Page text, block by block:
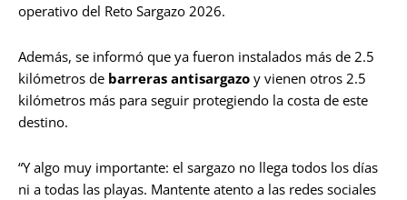
operativo del Reto Sargazo 2026.
Además, se informó que ya fueron instalados más de 2.5
kilómetros de barreras antisargazo y vienen otros 2.5
kilómetros más para seguir protegiendo la costa de este
destino.
“Y algo muy importante: el sargazo no llega todos los días
ni a todas las playas. Mantente atento a las redes sociales